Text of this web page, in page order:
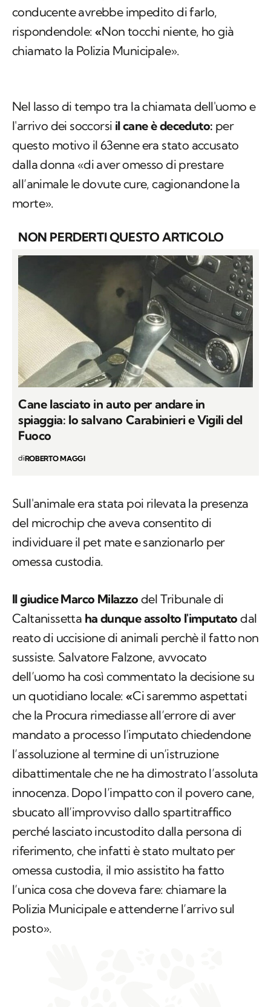
conducente avrebbe impedito di farlo,
rispondendole: «Non tocchi niente, ho già
chiamato la Polizia Municipale».
Nel lasso di tempo tra la chiamata dell'uomo e
l'arrivo dei soccorsi il cane è deceduto: per
questo motivo il 63enne era stato accusato
dalla donna «di aver omesso di prestare
all’animale le dovute cure, cagionandone la
morte».
NON PERDERTI QUESTO ARTICOLO
Cane lasciato in auto per andare in
spiaggia: lo salvano Carabinieri e Vigili del
Fuoco
diROBERTO MAGGI
Sull'animale era stata poi rilevata la presenza
del microchip che aveva consentito di
individuare il pet mate e sanzionarlo per
omessa custodia.
Il giudice Marco Milazzo del Tribunale di
Caltanissetta ha dunque assolto l'imputato dal
reato di uccisione di animali perchè il fatto non
sussiste. Salvatore Falzone, avvocato
dell’uomo ha così commentato la decisione su
un quotidiano locale: «Ci saremmo aspettati
che la Procura rimediasse all’errore di aver
mandato a processo l’imputato chiedendone
l’assoluzione al termine di un’istruzione
dibattimentale che ne ha dimostrato l’assoluta
innocenza. Dopo l’impatto con il povero cane,
sbucato all’improvviso dallo spartitraffico
perché lasciato incustodito dalla persona di
riferimento, che infatti è stato multato per
omessa custodia, il mio assistito ha fatto
l’unica cosa che doveva fare: chiamare la
Polizia Municipale e attenderne l’arrivo sul
posto».